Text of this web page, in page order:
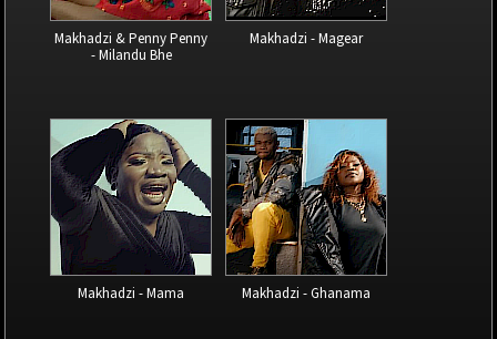
Makhadzi & Penny Penny
- Milandu Bhe
Makhadzi - Magear
Makhadzi - Mama Makhadzi - Ghanama